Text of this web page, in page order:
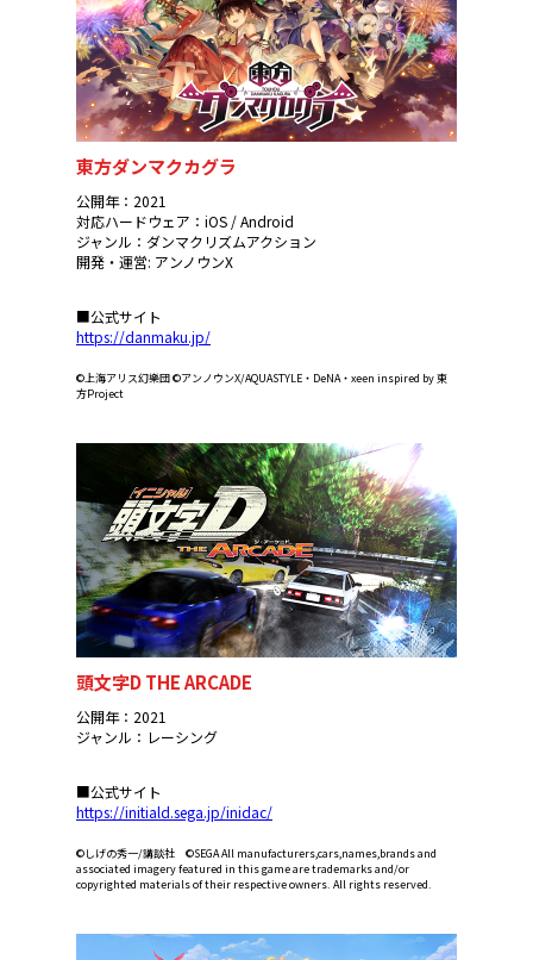
東方ダンマクカグラ
公開年：2021
対応ハードウェア：iOS / Android
ジャンル：ダンマクリズムアクション
開発・運営: アンノウンX
■公式サイト
https://danmaku.jp/
©上海アリス幻樂団 ©アンノウンX/AQUASTYLE・DeNA・xeen inspired by 東
方Project
頭文字D THE ARCADE
公開年：2021
ジャンル：レーシング
■公式サイト
https://initiald.sega.jp/inidac/
©しげの秀一/講談社 ©SEGA All manufacturers,cars,names,brands and
associated imagery featured in this game are trademarks and/or
copyrighted materials of their respective owners. All rights reserved.